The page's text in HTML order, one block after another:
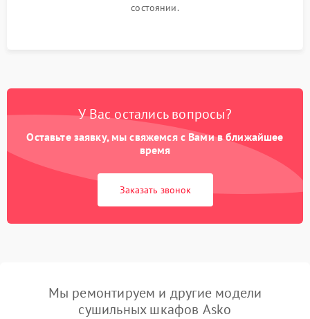
состоянии.
У Вас остались вопросы?
Оставьте заявку, мы свяжемся с Вами в ближайшее
время
Заказать звонок
Мы ремонтируем и другие модели
сушильных шкафов Asko